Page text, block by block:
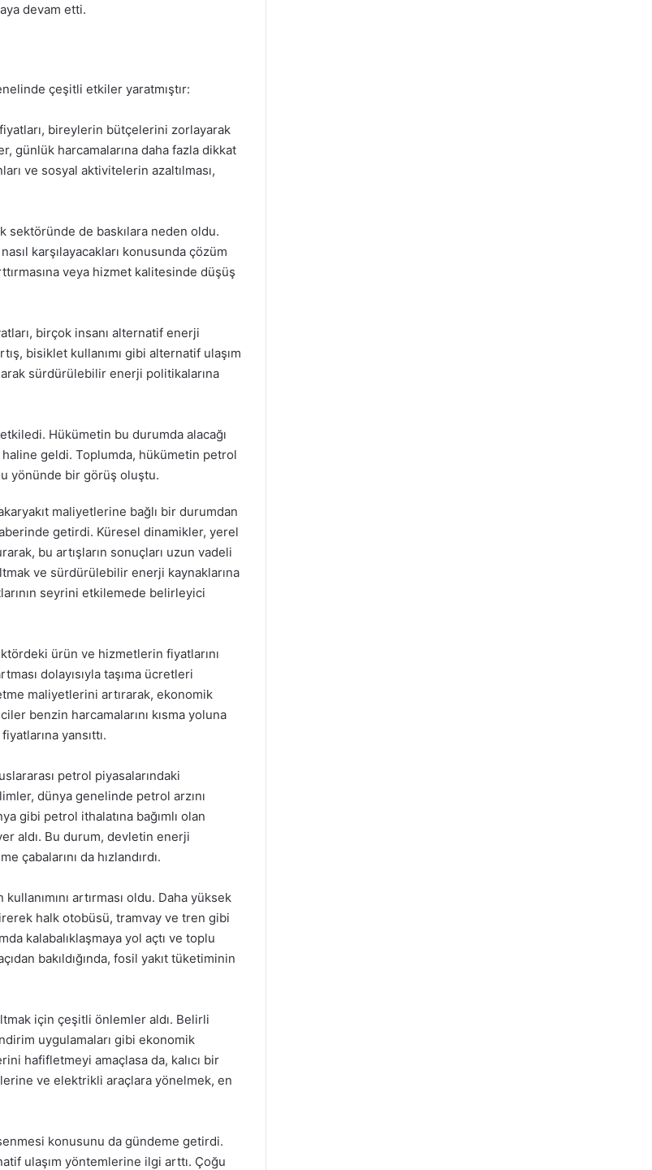
devam etti.
çeşitli etkiler yaratmıştır:
bireylerin bütçelerini zorlayarak
günlük harcamalarına daha fazla dikkat
ve sosyal aktivitelerin azaltılması,
sektöründe de baskılara neden oldu.
karşılayacakları konusunda çözüm
veya hizmet kalitesinde düşüş
birçok insanı alternatif enerji
bisiklet kullanımı gibi alternatif ulaşım
sürdürülebilir enerji politikalarına
Hükümetin bu durumda alacağı
haline geldi. Toplumda, hükümetin petrol
yönünde bir görüş oluştu.
maliyetlerine bağlı bir durumdan
getirdi. Küresel dinamikler, yerel
bu artışların sonuçları uzun vadeli
ve sürdürülebilir enerji kaynaklarına
seyrini etkilemede belirleyici
ürün ve hizmetlerin fiyatlarını
dolayısıyla taşıma ücretleri
maliyetlerini artırarak, ekonomik
benzin harcamalarını kısma yoluna
yansıttı.
petrol piyasalarındaki
dünya genelinde petrol arzını
gibi petrol ithalatına bağımlı olan
aldı. Bu durum, devletin enerji
çabalarını da hızlandırdı.
artırması oldu. Daha yüksek
halk otobüsü, tramvay ve tren gibi
kalabalıklaşmaya yol açtı ve toplu
bakıldığında, fosil yakıt tüketiminin
için çeşitli önlemler aldı. Belirli
uygulamaları gibi ekonomik
hafifletmeyi amaçlasa da, kalıcı bir
ve elektrikli araçlara yönelmek, en
konusunu da gündeme getirdi.
ulaşım yöntemlerine ilgi arttı. Çoğu